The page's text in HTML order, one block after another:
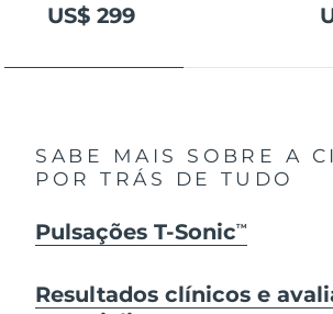
US$ 299
SABE MAIS SOBRE A
POR TRÁS DE TUDO
Pulsações T-SonicTM
Resultados clínicos e